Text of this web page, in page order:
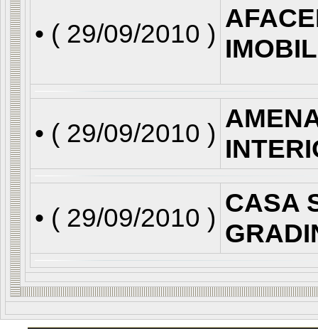
• ( 29/09/2010 )
• ( 29/09/2010 )
• ( 29/09/2010 ) CASA